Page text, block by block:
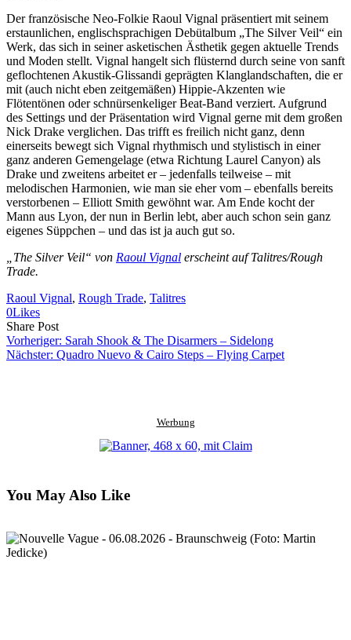
Facebook
to
clipboard
via
eMail
Der französische Neo-Folkie Raoul Vignal präsentiert mit seinem
erstaunlichen, englischsprachigen Debütalbum „The Silver Veil“ ein
Werk, das sich in seiner asketischen Ästhetik gegen aktuelle Trends
und Moden stellt. Vignal hangelt sich flüsternd durch seine von sanft
geflochtenen Akustik-Glissandi geprägten Klanglandschaften, die er
mit (auch nicht eben zeitgemäßen) Hippie-Akzenten wie
Flötentönen oder schnürsenkeliger Beat-Band verziert. Aufgrund
des Settings und der Präsentation wird Vignal gerne mit dem großen
Nick Drake verglichen. Das trifft es freilich nicht ganz, denn
einerseits bewegt sich Vignal rhythmisch und stylistisch in einer
ganz anderen Gemengelage (etwa Richtung Laurel Canyon) als
Drake und zweitens arbeitet er – jedenfalls teilweise – mit
melodischen Harmonien, wie man sie eher vom – ebenfalls bereits
verstorbenen – Elliott Smith gewöhnt war. Am Ende kocht der
Mann aus Lyon, der nun in Berlin lebt, aber auch schon sein ganz
eigenes Süppchen – und das ist ja auch gut so.
„The Silver Veil“ von Raoul Vignal erscheint auf Talitres/Rough
Trade.
Raoul Vignal, Rough Trade, Talitres
0Likes
Share PostShare
on
Facebook
Copy
URL
to
Send
Link
via
Vorheriger: Sarah Shook & The Disarmers – Sidelong
Nächster: Quadro Nuevo & Cairo Steps – Flying Carpet
Werbung
You May Also Like